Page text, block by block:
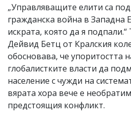
сигнализирайте
ни!
„Управляващите елити са
гражданска война в Западна
искрата, която да я
Дейвид Бетц от Кралския
обосновава, че упоритостта
глобалистките власти да
население с чужди на
вярата хора вече е
предстоящия конфликт.